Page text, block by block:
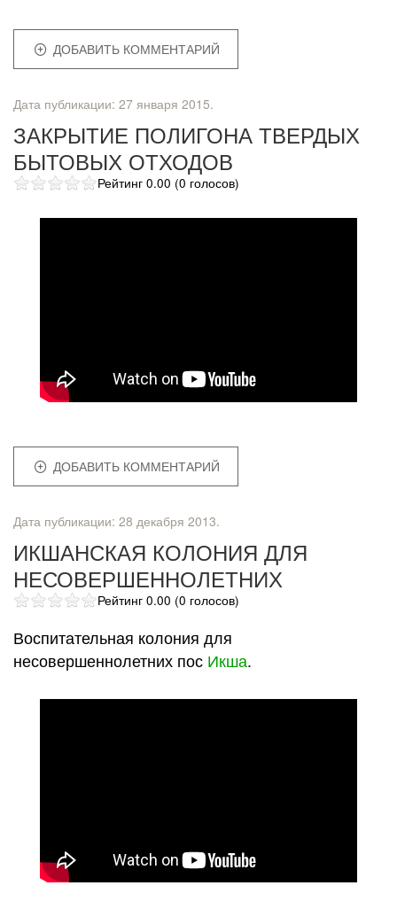
ДОБАВИТЬ КОММЕНТАРИЙ
Дата публикации: 27 января 2015.
ЗАКРЫТИЕ ПОЛИГОНА ТВЕРДЫХ
БЫТОВЫХ ОТХОДОВ
Рейтинг 0.00 (0 голосов)
ДОБАВИТЬ КОММЕНТАРИЙ
Дата публикации: 28 декабря 2013.
ИКШАНСКАЯ КОЛОНИЯ ДЛЯ
НЕСОВЕРШЕННОЛЕТНИХ
Рейтинг 0.00 (0 голосов)
Воспитательная колония для
несовершеннолетних пос Икша.